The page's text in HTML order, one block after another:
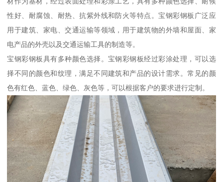
性好、耐腐蚀、耐热、抗紫外线和防火等特点。宝钢彩钢板广泛应
用于建筑、家电、交通运输等领域，用于建筑物的外墙和屋面、家
电产品的外壳以及交通运输工具的制造等。
宝钢彩钢板具有多种颜色选择。宝钢彩钢板经过彩涂处理，可以选
择不同的颜色和纹理，满足不同建筑和产品的设计需求。常见的颜
色有红色、蓝色、绿色、灰色等，可以根据客户的要求进行定制。